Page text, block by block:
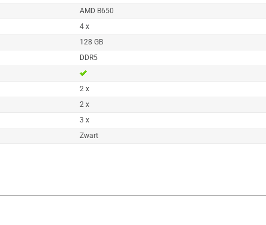
AMD B650
4 x
128 GB
DDR5
2 x
2 x
3 x
Zwart